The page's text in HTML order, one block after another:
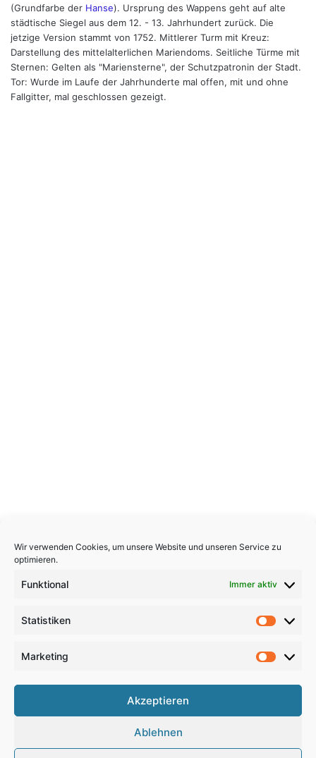
Wir verwenden Cookies, um unsere Website und unseren Service zu
optimieren.
Funktional Immer aktiv
Statistiken
Marketing
Akzeptieren
Ablehnen
(Grundfarbe der Hanse). Ursprung des Wappens geht auf alte
städtische Siegel aus dem 12. - 13. Jahrhundert zurück. Die
jetzige Version stammt von 1752. Mittlerer Turm mit Kreuz:
Darstellung des mittelalterlichen Mariendoms. Seitliche Türme mit
Sternen: Gelten als "Mariensterne", der Schutzpatronin der Stadt.
Tor: Wurde im Laufe der Jahrhunderte mal offen, mit und ohne
Fallgitter, mal geschlossen gezeigt.
Copyright 2026, All Rights Reserved
Haftungsausschluss